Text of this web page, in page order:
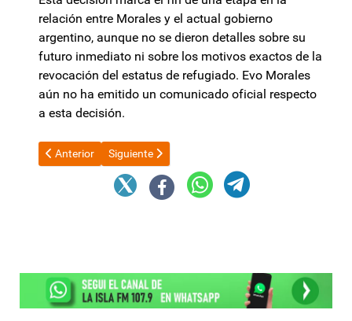
relación entre Morales y el actual gobierno
argentino, aunque no se dieron detalles sobre su
futuro inmediato ni sobre los motivos exactos de la
revocación del estatus de refugiado. Evo Morales
aún no ha emitido un comunicado oficial respecto
a esta decisión.
Artículo anterior: Unidos por la Educación: en la Cámara
Anterior Artículo siguiente: Aerolíneas Argentinas quedó
Siguiente